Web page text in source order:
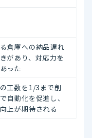
倉庫への納品遅れ
があり、対応力を
った
工数を1/3まで削
自動化を促進し、
上が期待される